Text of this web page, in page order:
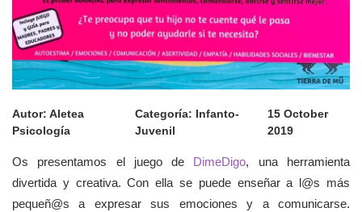
Autor: Aletea
Psicología
Categoría: Infanto-
Juvenil
15 October
2019
Os presentamos el juego de DimeDigo, una herramienta
divertida y creativa. Con ella se puede enseñar a l@s más
pequeñ@s a expresar sus emociones y a comunicarse.